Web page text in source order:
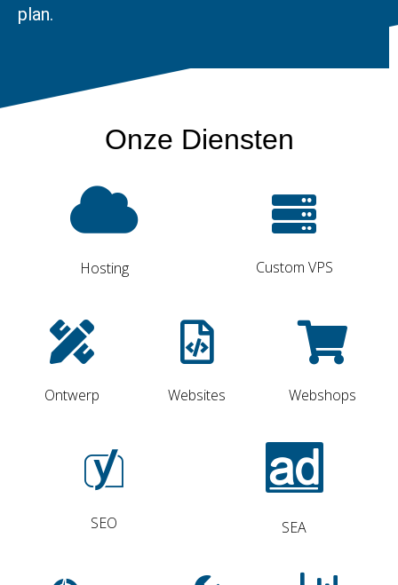
plan.
Onze Diensten
Hosting Custom VPS
Ontwerp Websites Webshops
SEO SEA